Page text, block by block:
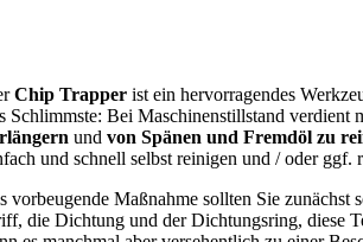
Chip Trapperist ein hervorragendes
Schlimmste: Bei Maschinenstillstand verdient
und von Spänen und Fremdöl zu
und schnell selbst reinigen und / oder ggf.
vorbeugende Maßnahme sollten Sie zunächst
die Dichtung und der Dichtungsring, diese